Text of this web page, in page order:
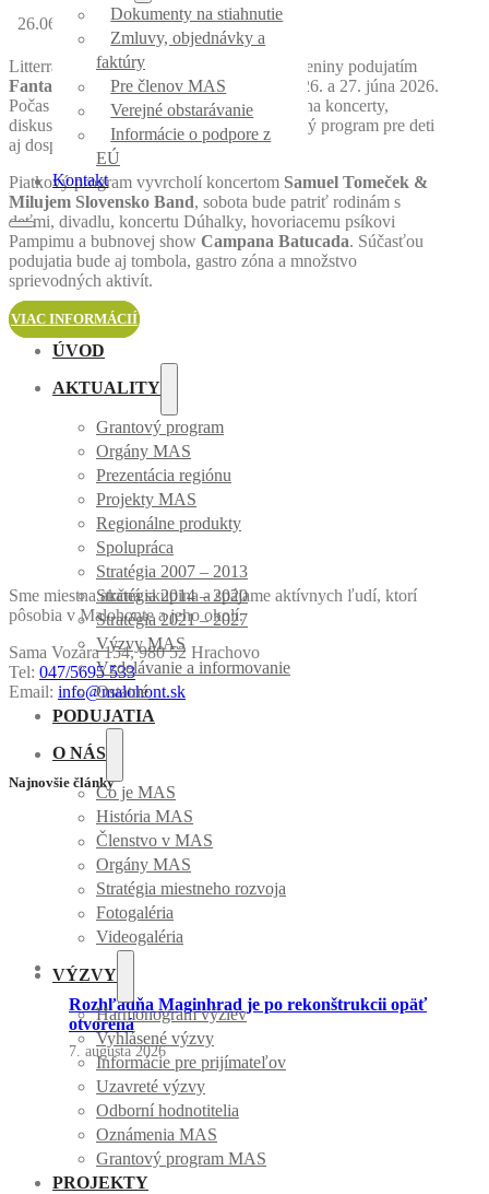
Dokumenty na stiahnutie
Zmluvy, objednávky a
faktúry
Pre členov MAS
Verejné obstarávanie
Informácie o podpore z
EÚ
Kontakt
ÚVOD
AKTUALITY
Grantový program
Orgány MAS
Prezentácia regiónu
Projekty MAS
Regionálne produkty
Spolupráca
Stratégia 2007 – 2013
Stratégia 2014 – 2020
Stratégia 2021 – 2027
Výzvy MAS
Vzdelávanie a informovanie
Ostatné
PODUJATIA
O NÁS
Čo je MAS
História MAS
Členstvo v MAS
Orgány MAS
Stratégia miestneho rozvoja
Fotogaléria
Videogaléria
VÝZVY
Harmonogram výziev
Vyhlásené výzvy
Informácie pre prijímateľov
Uzavreté výzvy
Odborní hodnotitelia
Oznámenia MAS
Grantový program MAS
PROJEKTY
26.06.2026 - 27.06.2026 Revúca
Litterra v Revúcej oslávi svoje druhé narodeniny podujatím
Fantasium Litterra 2, ktoré sa uskutoční 26. a 27. júna 2026.
Počas dvoch dní sa návštevníci môžu tešiť na koncerty,
diskusie, výstavy, kreatívne aktivity a bohatý program pre deti
aj dospelých.
Piatkový program vyvrcholí koncertom Samuel Tomeček &
Milujem Slovensko Band, sobota bude patriť rodinám s
deťmi, divadlu, koncertu Dúhalky, hovoriacemu psíkovi
Pampimu a bubnovej show Campana Batucada. Súčasťou
podujatia bude aj tombola, gastro zóna a množstvo
sprievodných aktivít.
VIAC INFORMÁCIÍ
Sme miestna akčná skupina a spájame aktívnych ľudí, ktorí
pôsobia v Malohonte a jeho okolí.
Sama Vozára 154, 980 52 Hrachovo
Tel: 047/5695 533
Email: info@malohont.sk
Najnovšie články
Rozhľadňa Maginhrad je po rekonštrukcii opäť
otvorená
7. augusta 2026